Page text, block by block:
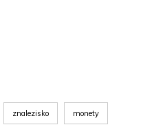
znalezisko monety